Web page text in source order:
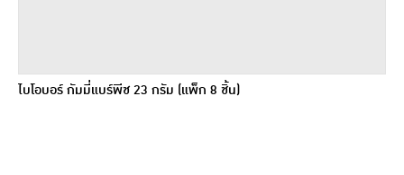
ไบโอบอร์ กัมมี่แบร์พีช 23 กรัม (แพ็ก 8 ชิ้น)